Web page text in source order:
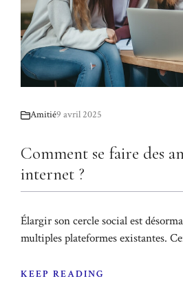
Amitié9 avril 2025
Comment se faire des
internet ?
Élargir son cercle social est
multiples plateformes existantes.
KEEP READING